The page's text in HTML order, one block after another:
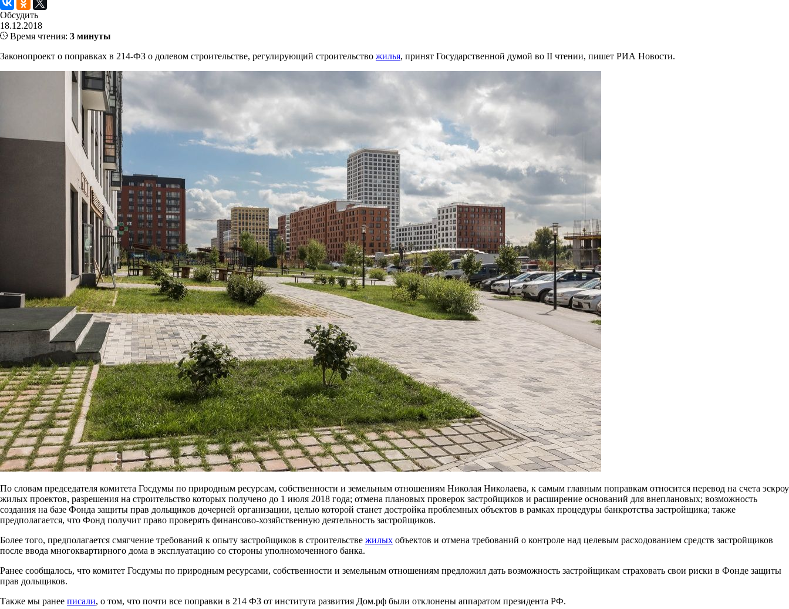
Обсудить
18.12.2018
Время чтения: 3 минуты
Законопроект о поправках в 214-ФЗ о долевом строительстве, регулирующий строительство жилья, принят Государственной думой во II чтении, пишет РИА Новости.
По словам председателя комитета Госдумы по природным ресурсам, собственности и земельным отношениям Николая Николаева, к самым главным поправкам относится перевод на счета эскроу
жилых проектов, разрешения на строительство которых получено до 1 июля 2018 года; отмена плановых проверок застройщиков и расширение оснований для внеплановых; возможность
создания на базе Фонда защиты прав дольщиков дочерней организации, целью которой станет достройка проблемных объектов в рамках процедуры банкротства застройщика; также
предполагается, что Фонд получит право проверять финансово-хозяйственную деятельность застройщиков.
Более того, предполагается смягчение требований к опыту застройщиков в строительстве жилых объектов и отмена требований о контроле над целевым расходованием средств застройщиков
после ввода многоквартирного дома в эксплуатацию со стороны уполномоченного банка.
Ранее сообщалось, что комитет Госдумы по природным ресурсами, собственности и земельным отношениям предложил дать возможность застройщикам страховать свои риски в Фонде защиты
прав дольщиков.
Также мы ранее писали, о том, что почти все поправки в 214 ФЗ от института развития Дом.рф были отклонены аппаратом президента РФ.